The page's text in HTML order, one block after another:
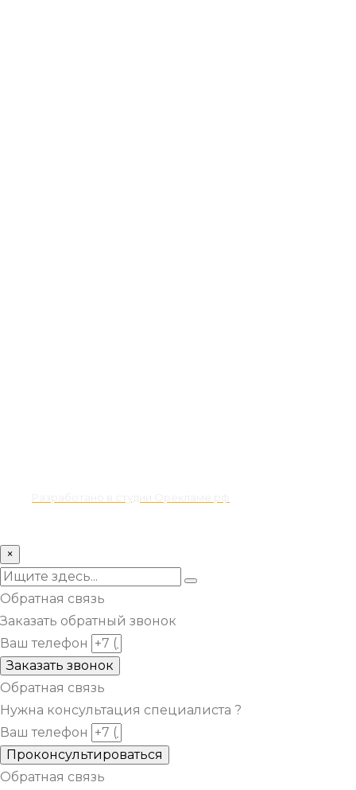
×
Обратная связь
Заказать обратный звонок
Ваш телефон
Заказать звонок
Обратная связь
Нужна консультация специалиста ?
Ваш телефон
Проконсультироваться
Обратная связь